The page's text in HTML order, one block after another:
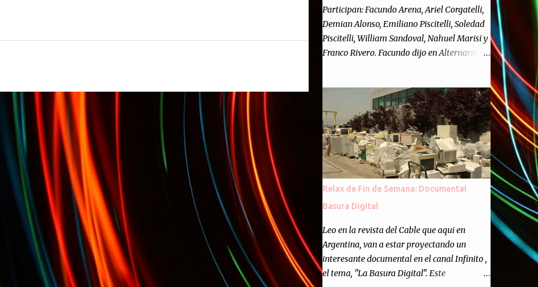
Participan: Facundo Arena, Ariel Corgatelli,
Demian Alonso, Emiliano Piscitelli, Soledad
Piscitelli, William Sandoval, Nahuel Marisi y
Franco Rivero. Facundo dijo en Alternaria :
Cincuenta ocasiones para ponernos en
contacto con ustedes y contarles las noticias
de tecnología más importantes, desde
nuestra propia óptica: un punto de vista
independiente e informal.Para festejarlo, se
nos ocurrió que estemos todos juntos; y
cuando digo "todos" me refiero a toda la
semanario como panelista, y a ustedes. Por
eso se nos ocurrió la idea de emitir video en
vivo. La tarea no fué facil, hubo que
coordinar horarios, preparar el estudio,
configurar muchos programejos y hacer
Relax de Fin de Semana: Documental
Basura Digital
Leo en la revista del Cable que aqui en
Argentina, van a estar proyectando un
interesante documental en el canal Infinito ,
el tema, "La Basura Digital". Este